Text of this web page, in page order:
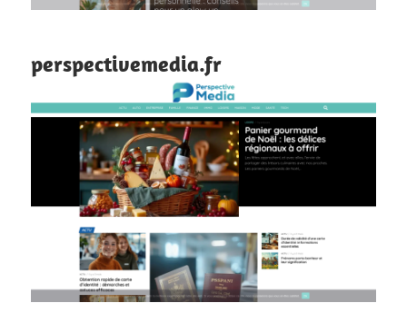
perspectivemedia.fr